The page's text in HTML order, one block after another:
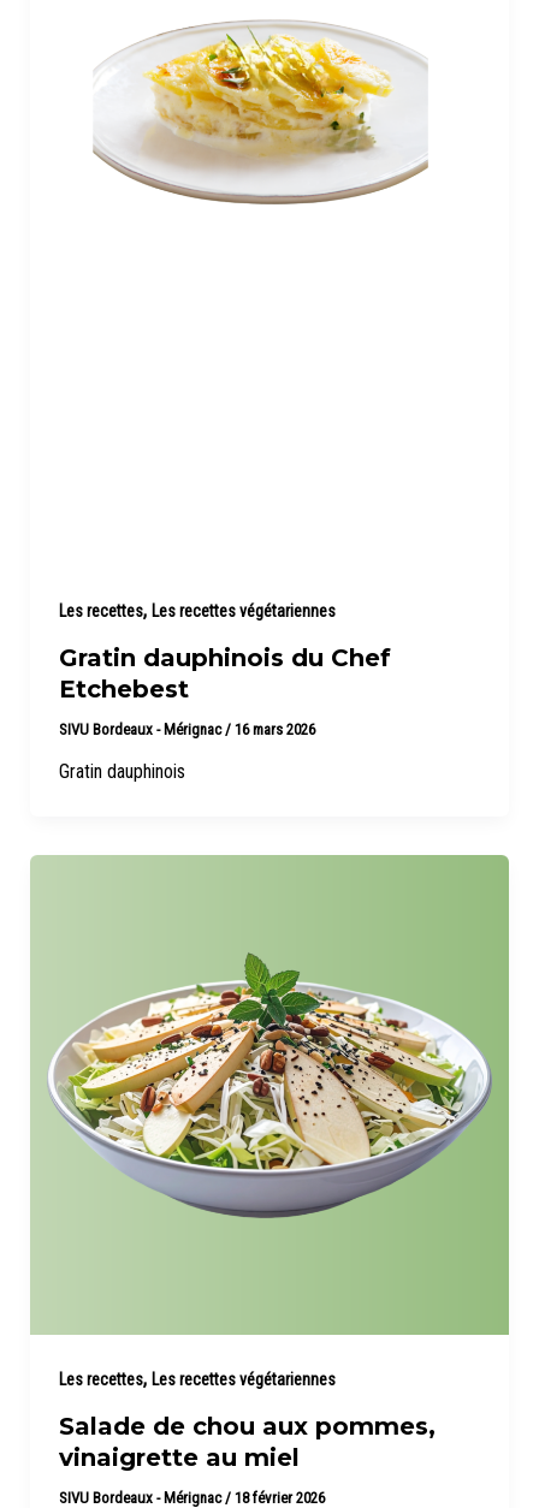
Les recettes, Les recettes végétariennes
Gratin dauphinois du Chef
Etchebest
SIVU Bordeaux - Mérignac/ 16 mars 2026
Gratin dauphinois
Les recettes, Les recettes végétariennes
Salade de chou aux pommes,
vinaigrette au miel
SIVU Bordeaux - Mérignac / 18 février 2026